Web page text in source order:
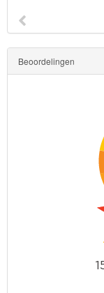
Beoordelingen